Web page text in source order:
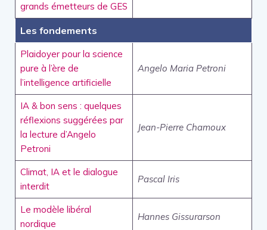
grands émetteurs de GES
Les fondements
Plaidoyer pour la science
pure à l’ère de
l’intelligence artificielle
Angelo Maria Petroni
IA & bon sens : quelques
réflexions suggérées par
la lecture d’Angelo
Petroni
Jean-Pierre Chamoux
Climat, IA et le dialogue
interdit
Pascal Iris
Le modèle libéral
nordique
Hannes Gissurarson